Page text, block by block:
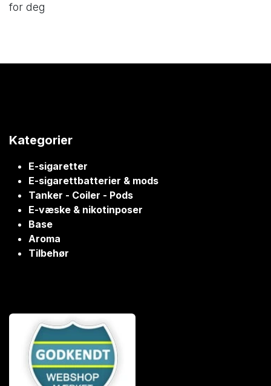
for deg
Kategorier
E-sigaretter
E-sigarettbatterier & mods
Tanker - Coiler - Pods
E-væske & nikotinposer
Base
Aroma
Tilbehør